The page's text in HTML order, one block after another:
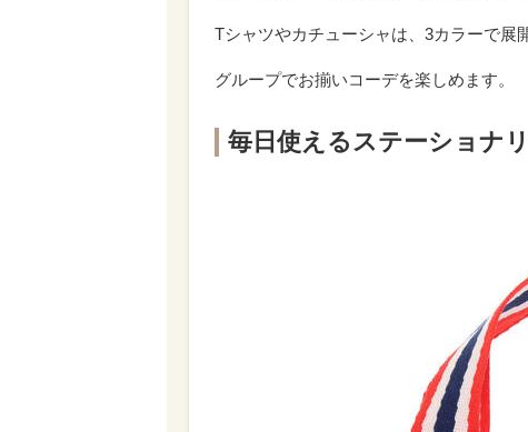
Tシャツやカチューシャは、3カラーで展開
グループでお揃いコーデを楽しめます。
毎日使えるステーショナ